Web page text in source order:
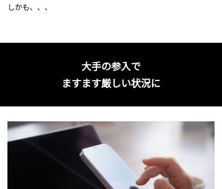
しかも、、、
大手の参入で
ますます厳しい状況に